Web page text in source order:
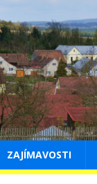
ZAJÍMAVOSTI